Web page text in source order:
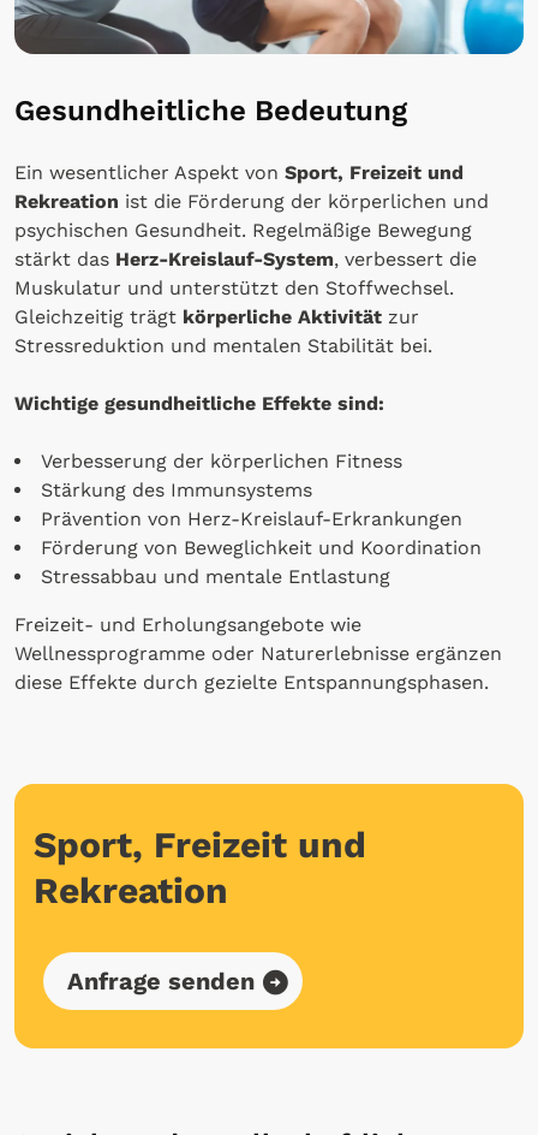
Gesundheitliche Bedeutung
Ein wesentlicher Aspekt von Sport, Freizeit und
Rekreation ist die Förderung der körperlichen und
psychischen Gesundheit. Regelmäßige Bewegung
stärkt das Herz-Kreislauf-System, verbessert die
Muskulatur und unterstützt den Stoffwechsel.
Gleichzeitig trägt körperliche Aktivität zur
Stressreduktion und mentalen Stabilität bei.
Wichtige gesundheitliche Effekte sind:
Verbesserung der körperlichen Fitness
Stärkung des Immunsystems
Prävention von Herz-Kreislauf-Erkrankungen
Förderung von Beweglichkeit und Koordination
Stressabbau und mentale Entlastung
Freizeit- und Erholungsangebote wie
Wellnessprogramme oder Naturerlebnisse ergänzen
diese Effekte durch gezielte Entspannungsphasen.
Sport, Freizeit und
Rekreation
Anfrage senden